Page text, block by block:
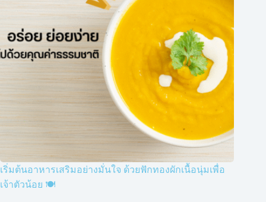
เริ่มต้นอาหารเสริมอย่างมั่นใจ ด้วยฟักทองผักเนื้อนุ่มเพื่อ
เจ้าตัวน้อย 🍽️